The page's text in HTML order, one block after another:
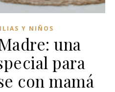
Y NIÑOS
una
para
con mamá